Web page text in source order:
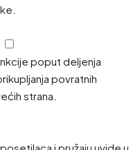
poput deljenja
povratnih
strana.